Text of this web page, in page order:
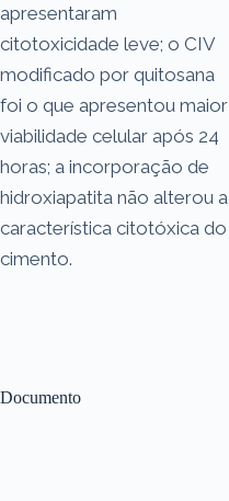
Documento
apresentaram
citotoxicidade leve; o CIV
modificado por quitosana
foi o que apresentou maior
viabilidade celular após 24
horas; a incorporação de
hidroxiapatita não alterou a
característica citotóxica do
cimento.